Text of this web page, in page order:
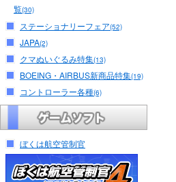
覧(30)
ステーショナリーフェア(52)
JAPA(2)
クマぬいぐるみ特集(13)
BOEING・AIRBUS新商品特集(19)
コントローラー各種(6)
ぼくは航空管制官